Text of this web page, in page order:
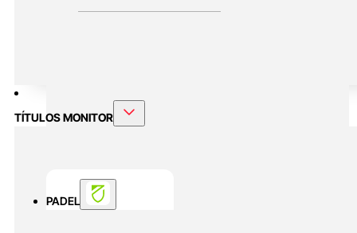
TÍTULOS MONITOR
PADEL